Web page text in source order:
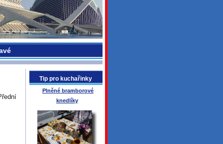
Tip pro kuchařinky
Plněné bramborové
knedlíky